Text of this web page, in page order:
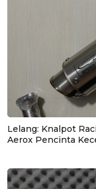
Lelang: Knalpot
Aerox Pencinta